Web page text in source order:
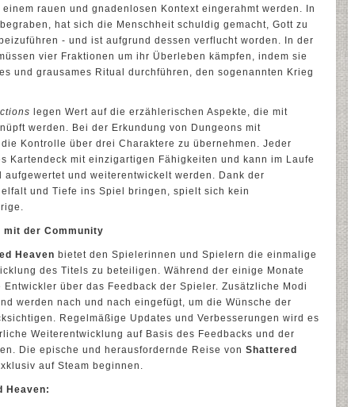
rauen und gnadenlosen Kontext eingerahmt werden. In
hat sich die Menschheit schuldig gemacht, Gott zu
- und ist aufgrund dessen verflucht worden. In der
vier Fraktionen um ihr Überleben kämpfen, indem sie
und grausames Ritual durchführen, den sogenannten Krieg
legen Wert auf die erzählerischen Aspekte, die mit
werden. Bei der Erkundung von Dungeons mit
Kontrolle über drei Charaktere zu übernehmen. Jeder
Kartendeck mit einzigartigen Fähigkeiten und kann im Laufe
und weiterentwickelt werden. Dank der
und Tiefe ins Spiel bringen, spielt sich kein
der Community
Heaven bietet den Spielerinnen und Spielern die einmalige
des Titels zu beteiligen. Während der einige Monate
über das Feedback der Spieler. Zusätzliche Modi
werden nach und nach eingefügt, um die Wünsche der
Regelmäßige Updates und Verbesserungen wird es
Weiterentwicklung auf Basis des Feedbacks und der
Die epische und herausfordernde Reise von Shattered
auf Steam beginnen.
Heaven: